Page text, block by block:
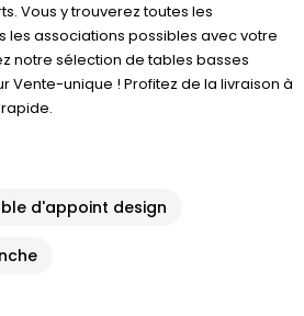
Vous y trouverez toutes les
les associations possibles avec votre
notre sélection de tables basses
Vente-unique ! Profitez de la livraison à
d'appoint design